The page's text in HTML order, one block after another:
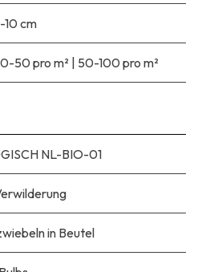
10 cm
50 pro m² | 50-100 pro m²
NL-BIO-01
in Beutel